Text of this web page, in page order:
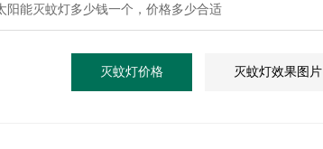
阳能灭蚊灯多少钱一个，价格多少合适
灭蚊灯价格 灭蚊灯效果图片